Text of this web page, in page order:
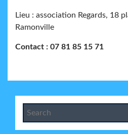
Lieu : association Regards, 18
Ramonville
Contact : 07 81 85 15 71